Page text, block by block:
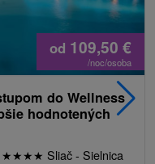
od 109,50 €
/noc/osoba
do Wellness
hodnotených
★★★★ Sliač - Sielnica